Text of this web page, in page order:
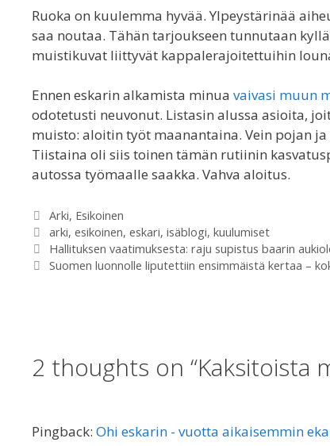
Ruoka on kuulemma hyvää. Ylpeystärinää
saa noutaa. Tähän tarjoukseen tunnutaan
muistikuvat liittyvät kappalerajoitettuihin
Ennen eskarin alkamista minua vaivasi muun
odotetusti neuvonut. Listasin alussa asioita,
muisto: aloitin työt maanantaina. Vein pojan
Tiistaina oli siis toinen tämän rutiinin
autossa työmaalle saakka. Vahva aloitus.
Categories
Arki, Esikoinen
Tags
arki, esikoinen, eskari, isäblogi, kuulumiset
Hallituksen vaatimuksesta: raju supistus baarin
Suomen luonnolle liputettiin ensimmäistä kertaa –
2 thoughts on “Kaksitoista
Pingback: Ohi eskarin - vuotta aikaisemmin